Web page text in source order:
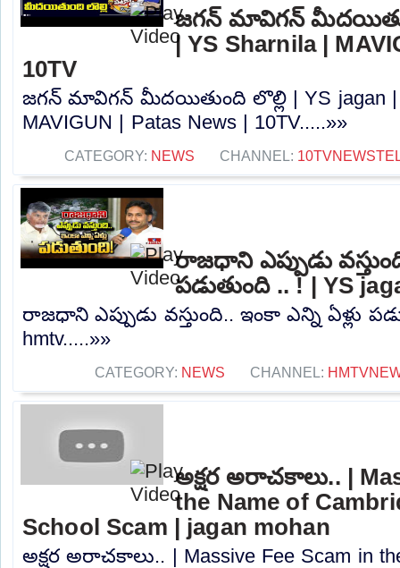
జగన్ మావిగన్
| YS Sharnila |
10TV
జగన్ మావిగన్ మీదయితుంది లొల్లి | YS jagan |
MAVIGUN | Patas News | 10TV.....»»
CATEGORY: NEWS CHANNEL:
రాజధాని ఎప్పుడు
పడుతుంది .. ! | YS
రాజధాని ఎప్పుడు వస్తుంది.. ఇంకా ఎన్ని ఏళ్లు
hmtv.....»»
CATEGORY: NEWS CHANNEL:
అక్షర అరాచకాలు.. |
the Name of
School Scam | jagan mohan
అక్షర అరాచకాలు.. | Massive Fee Scam in